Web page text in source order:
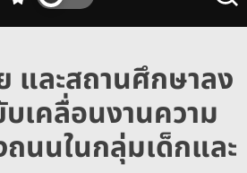
c
h
และสถานศึกษาลง
เคลื่อนงานความ
นนในกลุ่มเด็กและ